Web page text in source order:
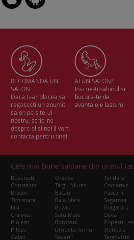
RECOMANDA UN
SALON
Daca ti-ar placea sa
regasesti un anumit
salon pe site-ul
nostru, scrie-ne
despre el si noi il vom
contacta pentru tine!
AI UN SALON?
Inscrie-ti salonul si
bucura-te de
avantajele laso.ro
Cele mai bune saloane din orasul
Bucuresti
Constanta
Brasov
Timisoara
Iasi
Craiova
Ploiesti
Pitesti
Galati
Oradea
Targu Mures
Bacau
Baia Mare
Buzau
Satu Mare
Botosani
Drobeta-Turnu
Severin
Tandarei
Comarnic
Pascani
Segarcea
Bragadiru
Deva
Popesti-
Slobozia
Targoviste